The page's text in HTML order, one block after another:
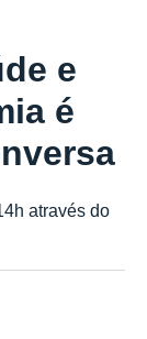
e
é
através do